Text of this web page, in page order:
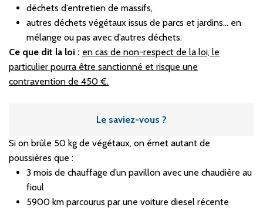
déchets d’entretien de massifs,
autres déchets végétaux issus de parcs et jardins… en
mélange ou pas avec d’autres déchets.
Ce que dit la loi : en cas de non-respect de la loi, le
particulier pourra être sanctionné et risque une
contravention de 450 €.
Le saviez-vous ?
Si on brûle 50 kg de végétaux, on émet autant de
poussières que :
3 mois de chauffage d’un pavillon avec une chaudière au
fioul
5900 km parcourus par une voiture diesel récente